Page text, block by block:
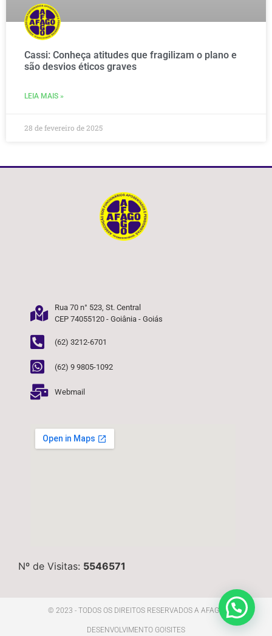
Cassi: Conheça atitudes que fragilizam o plano e
são desvios éticos graves
LEIA MAIS »
28 de fevereiro de 2025
Rua 70 n° 523, St. Central
CEP 74055120 - Goiânia - Goiás
(62) 3212-6701
(62) 9 9805-1092
Webmail
Nº de Visitas: 5546571
© 2023 - TODOS OS DIREITOS RESERVADOS A AFAGO
DESENVOLVIMENTO GO!SITES